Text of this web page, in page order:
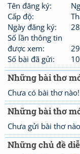
Tên đăng ký:
Cấp độ:
Ngày đăng ký:
Số lần thông tin
được xem:
Số bài đã gửi:
Những bài thơ
Chưa có bài thơ nào!
Những bài thơ
Chưa gửi bài thơ
Những chủ đề